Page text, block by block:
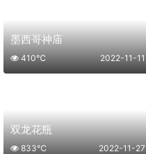
墨西哥神庙
2022-11-11
410℃
双龙花瓶
2022-11-27
833℃